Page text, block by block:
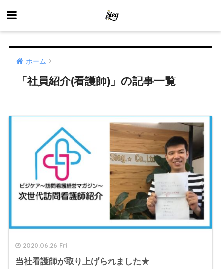
ホーム
「社員紹介(看護師)」の記事一覧
2020.06.26 Fri
当社看護師が取り上げられました★